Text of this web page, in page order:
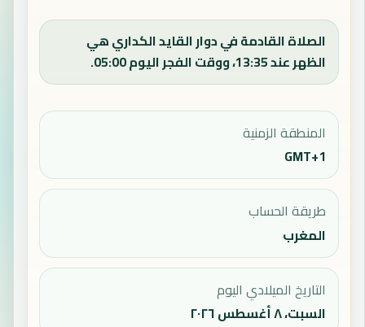
الصلاة القادمة في دوار القايد الكداري هي
الظهر عند 13:35، ووقت الفجر اليوم 05:00.
المنطقة الزمنية
GMT+1
طريقة الحساب
المغرب
التاريخ الميلادي اليوم
السبت، ٨ أغسطس ٢٠٢٦